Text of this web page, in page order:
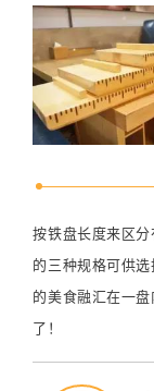
按铁盘长度来区
的三种规格可供
的美食融汇在一
了！